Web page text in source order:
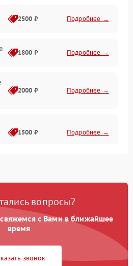
2500 ₽ Подробнее →
1800 ₽ Подробнее →
2000 ₽ Подробнее →
1500 ₽ Подробнее →
вопросы?
с Вами в ближайшее
время
звонок